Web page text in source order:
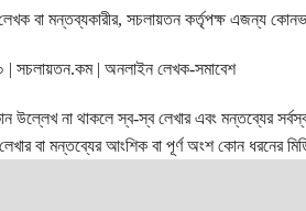
বা মন্তব্যকারীর, সচলায়তন কর্তৃপক্ষ এজন্য
সচলায়তন.কম | অনলাইন লেখক-সমাবেশ
না থাকলে স্ব-স্ব লেখার এবং মন্তব্যের
বা মন্তব্যের আংশিক বা পূর্ণ অংশ কোন ধরনের